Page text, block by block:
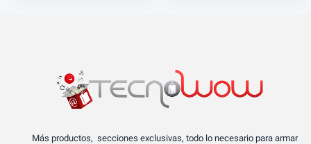
Más productos, secciones exclusivas, todo lo necesario para armar